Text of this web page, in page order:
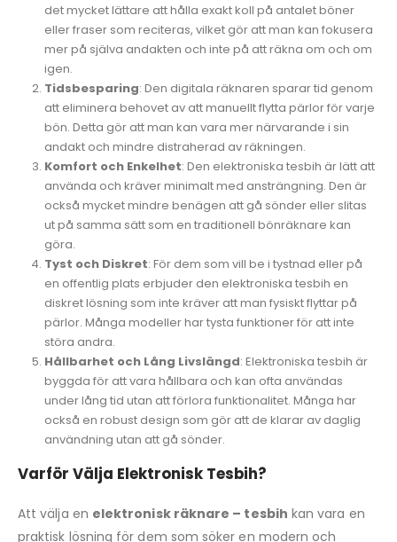
det mycket lättare att hålla exakt koll på antalet böner
eller fraser som reciteras, vilket gör att man kan fokusera
mer på själva andakten och inte på att räkna om och om
igen.
Tidsbesparing: Den digitala räknaren sparar tid genom
att eliminera behovet av att manuellt flytta pärlor för varje
bön. Detta gör att man kan vara mer närvarande i sin
andakt och mindre distraherad av räkningen.
Komfort och Enkelhet: Den elektroniska tesbih är lätt att
använda och kräver minimalt med ansträngning. Den är
också mycket mindre benägen att gå sönder eller slitas
ut på samma sätt som en traditionell bönräknare kan
göra.
Tyst och Diskret: För dem som vill be i tystnad eller på
en offentlig plats erbjuder den elektroniska tesbih en
diskret lösning som inte kräver att man fysiskt flyttar på
pärlor. Många modeller har tysta funktioner för att inte
störa andra.
Hållbarhet och Lång Livslängd: Elektroniska tesbih är
byggda för att vara hållbara och kan ofta användas
under lång tid utan att förlora funktionalitet. Många har
också en robust design som gör att de klarar av daglig
användning utan att gå sönder.
Varför Välja Elektronisk Tesbih?
Att välja en elektronisk räknare – tesbih kan vara en
praktisk lösning för dem som söker en modern och